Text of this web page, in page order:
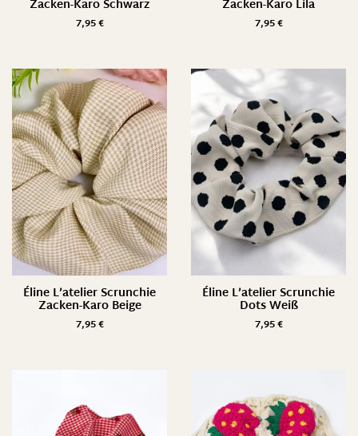
Zacken-Karo Schwarz
7,95€
Zacken-Karo Lila
7,95€
Éline L’atelier Scrunchie
Zacken-Karo Beige
7,95€
Éline L’atelier Scrunchie
Dots Weiß
7,95€